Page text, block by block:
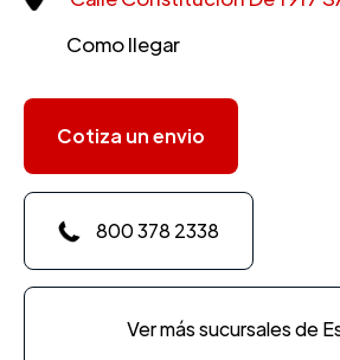
Como llegar
Cotiza un envio
800 378 2338
Ver más sucursales de